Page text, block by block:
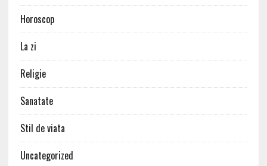
Horoscop
La zi
Religie
Sanatate
Stil de viata
Uncategorized